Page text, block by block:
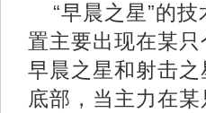
“早晨之星”的
置主要出现在某
早晨之星和射击
底部，当主力在